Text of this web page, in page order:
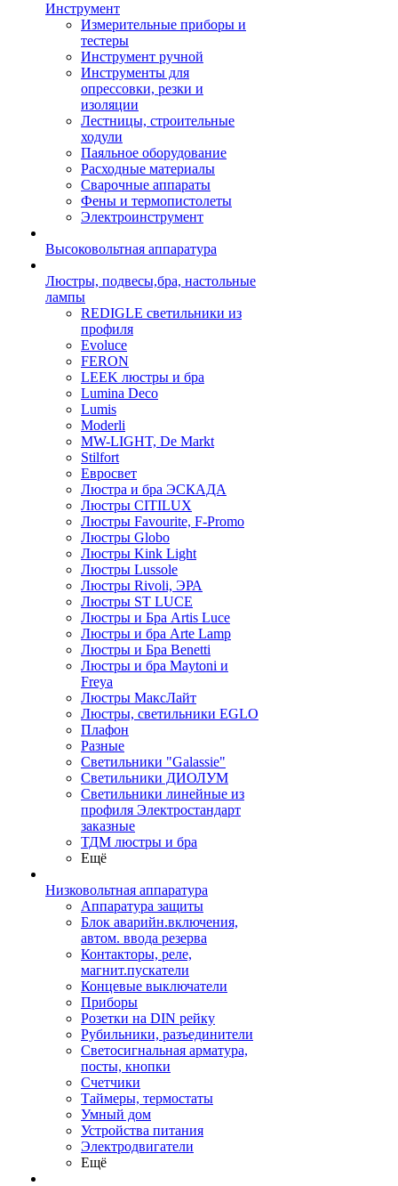
Инструмент
Измерительные приборы и
тестеры
Инструмент ручной
Инструменты для
опрессовки, резки и
изоляции
Лестницы, строительные
ходули
Паяльное оборудование
Расходные материалы
Сварочные аппараты
Фены и термопистолеты
Электроинструмент
Высоковольтная аппаратура
Люстры, подвесы,бра, настольные
лампы
REDIGLE светильники из
профиля
Evoluce
FERON
LEEK люстры и бра
Lumina Deco
Lumis
Moderli
MW-LIGHT, De Markt
Stilfort
Евросвет
Люстра и бра ЭСКАДА
Люстры CITILUX
Люстры Favourite, F-Promo
Люстры Globo
Люстры Kink Light
Люстры Lussole
Люстры Rivoli, ЭРА
Люстры ST LUCE
Люстры и Бра Artis Luce
Люстры и бра Arte Lamp
Люстры и Бра Benetti
Люстры и бра Maytoni и
Freya
Люстры МаксЛайт
Люстры, светильники EGLO
Плафон
Разные
Светильники "Galassie"
Светильники ДИОЛУМ
Светильники линейные из
профиля Электростандарт
заказные
ТДМ люстры и бра
Ещё
Низковольтная аппаратура
Аппаратура защиты
Блок аварийн.включения,
автом. ввода резерва
Контакторы, реле,
магнит.пускатели
Концевые выключатели
Приборы
Розетки на DIN рейку
Рубильники, разъединители
Светосигнальная арматура,
посты, кнопки
Счетчики
Таймеры, термостаты
Умный дом
Устройства питания
Электродвигатели
Ещё